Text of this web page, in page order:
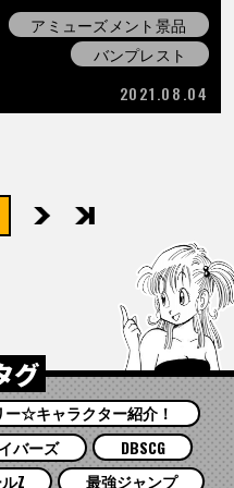
アミューズメント景品
バンプレスト
2021.08.04
次へ最後
グ
ー☆キャラクター紹介！
バーズ
DBSCG
Z 最強ジャンプ